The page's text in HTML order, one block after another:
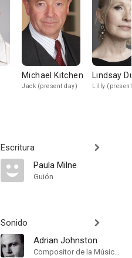
Michael Kitchen
Jack (present day)
Lindsay
Lilly
Escritura
Paula Milne
Guión
Sonido
Adrian Johnston
Compositor de la Música Original